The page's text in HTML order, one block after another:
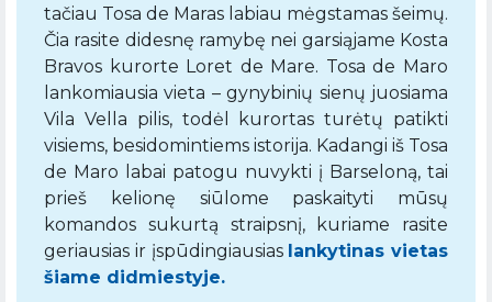
tačiau Tosa de Maras labiau mėgstamas šeimų.
Čia rasite didesnę ramybę nei garsiąjame Kosta
Bravos kurorte Loret de Mare. Tosa de Maro
lankomiausia vieta – gynybinių sienų juosiama
Vila Vella pilis, todėl kurortas turėtų patikti
visiems, besidomintiems istorija. Kadangi iš Tosa
de Maro labai patogu nuvykti į Barseloną, tai
prieš kelionę siūlome paskaityti mūsų
komandos sukurtą straipsnį, kuriame rasite
geriausias ir įspūdingiausias lankytinas vietas
šiame didmiestyje.